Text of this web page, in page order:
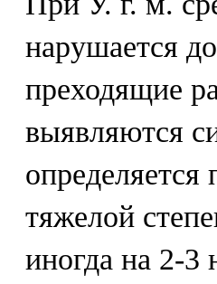
нарушается
преходящие
выявляются
тяжелой
иногда на 2-3